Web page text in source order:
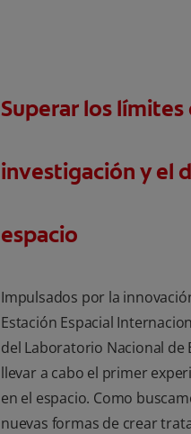
Superar los límites
investigación y el
espacio
Impulsados por la
Estación Espacial
del Laboratorio Nacional de
llevar a cabo el primer
en el espacio. Como
nuevas formas de crear